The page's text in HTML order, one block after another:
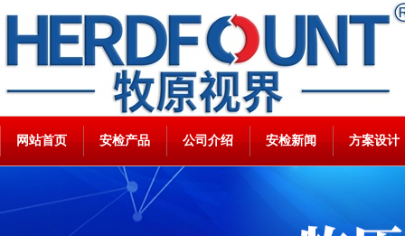
网站首页 安检产品 公司介绍 安检新闻 方案设计